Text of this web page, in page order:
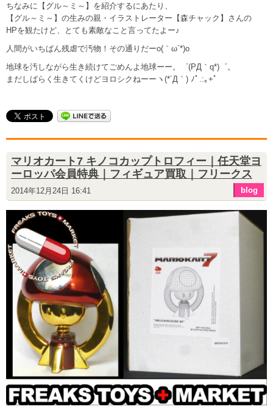
ちなみに【グル～ミ～】を紹介するにあたり、
【グル～ミ～】の生みの親・イラストレーター【森チャック】さんの
HPを観たけど、とても素敵なこと言ってたよー♪
人間がいちばん残虐で汚物！その通りだーo(｀ω´*)o
地球を汚しながら生き続けてごめんよ地球ーー。゜(PД｀q*)゜。
まだしばらく生きてくけどヨロシクねーーヽ(*´Д｀) ﾉﾟ.:｡+ﾟ
マリオカート7 キノコカップトロフィー｜任天堂ヨ
ーロッパ会員特典｜フィギュア買取｜フリークス
2014年12月24日 16:41 blog